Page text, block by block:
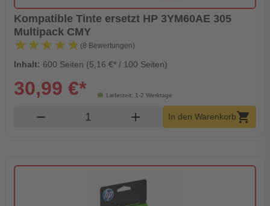
Kompatible Tinte ersetzt HP 3YM60AE 305
Multipack CMY
★★★★★
★★★★★ (8 Bewertungen)
Inhalt: 600 Seiten (5,16 €* / 100 Seiten)
Lieferzeit: 1-2 Werktage
30,99 €*
remove Produkt Warenkorb Menge
add In den Warenkorbshopping_cart